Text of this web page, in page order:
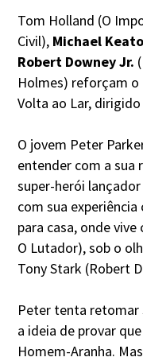
Tom Holland (O
Civil), Michael
Robert Downey Jr.
Holmes) reforçam
Volta ao Lar,
O jovem Peter
entender com a sua
super-herói
com sua
para casa, onde vive
O Lutador), sob o
Tony Stark (Robert
Peter tenta retomar
a ideia de provar
Homem-Aranha.